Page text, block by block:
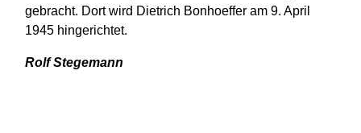
gebracht. Dort wird Dietrich Bonhoeffer am 9. April
1945 hingerichtet.
Rolf Stegemann